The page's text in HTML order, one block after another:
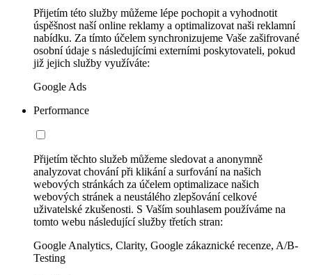
Přijetím této služby můžeme lépe pochopit a vyhodnotit
úspěšnost naší online reklamy a optimalizovat naši reklamní
nabídku. Za tímto účelem synchronizujeme Vaše zašifrované
osobní údaje s následujícími externími poskytovateli, pokud
již jejich služby využíváte:
Google Ads
Performance
Přijetím těchto služeb můžeme sledovat a anonymně
analyzovat chování při klikání a surfování na našich
webových stránkách za účelem optimalizace našich
webových stránek a neustálého zlepšování celkové
uživatelské zkušenosti. S Vaším souhlasem používáme na
tomto webu následující služby třetích stran:
Google Analytics, Clarity, Google zákaznické recenze, A/B-
Testing